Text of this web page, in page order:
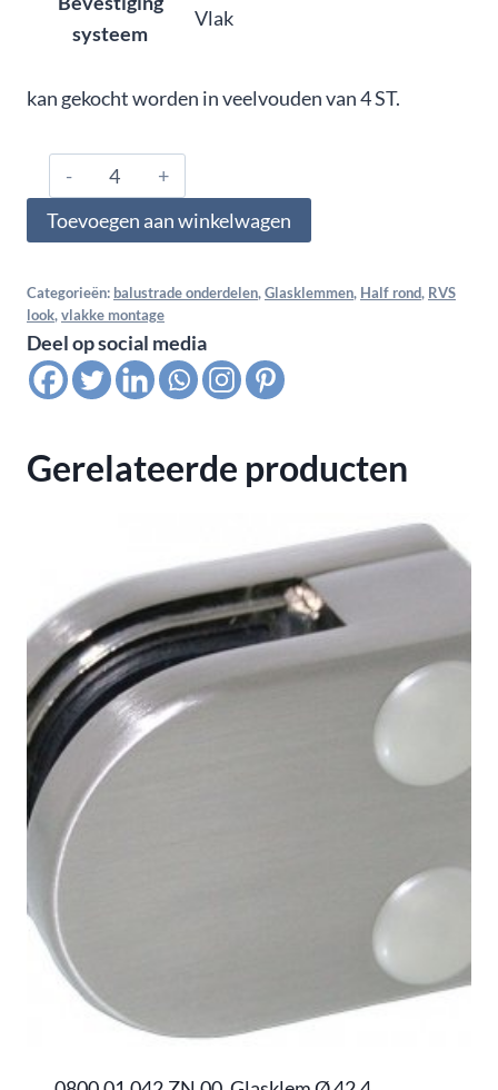
systeem
Vlak
kan gekocht worden in veelvouden van 4 ST.
0676.01.000.ZN.07,
Glasklem
vlak
Multiglas
6,76
MM
(3-
3),
RVS
Toevoegen aan winkelwagen
Categorieën: balustrade onderdelen, Glasklemmen, Half rond, RVS
look, vlakke montage
Deel op social media
Gerelateerde producten